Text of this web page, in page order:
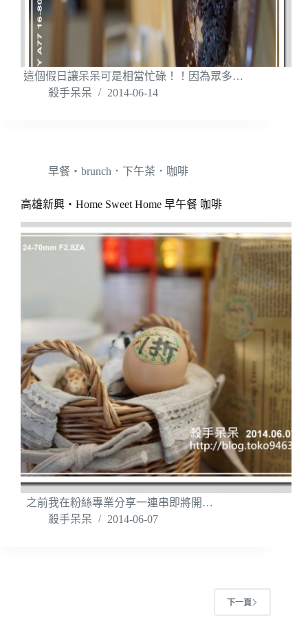
這個假日讓呆呆可是相當忙碌！！因為眾多…
殺手呆呆
2014-06-14
早餐‧brunch．下午茶．咖啡
高雄新興‧Home Sweet Home 早午餐 咖啡
之前我在粉絲專業分享一連串即將開…
殺手呆呆
2014-06-07
下一頁